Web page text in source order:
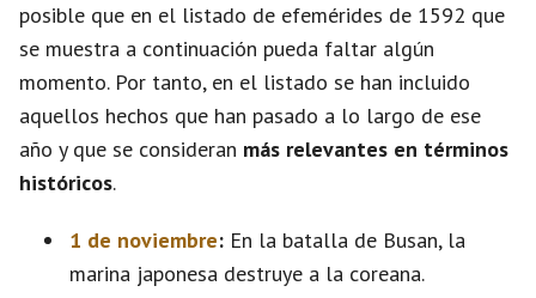
posible que en el listado de efemérides de 1592 que
se muestra a continuación pueda faltar algún
momento. Por tanto, en el listado se han incluido
aquellos hechos que han pasado a lo largo de ese
año y que se consideran más relevantes en términos
históricos.
1 de noviembre: En la batalla de Busan, la
marina japonesa destruye a la coreana.